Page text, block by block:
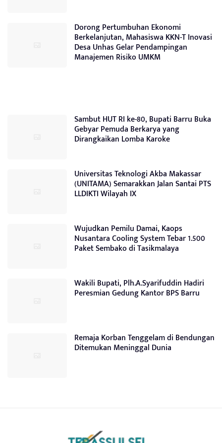
Dorong Pertumbuhan Ekonomi
Berkelanjutan, Mahasiswa KKN-T Inovasi
Desa Unhas Gelar Pendampingan
Manajemen Risiko UMKM
Sambut HUT RI ke-80, Bupati Barru Buka
Gebyar Pemuda Berkarya yang
Dirangkaikan Lomba Karoke
Universitas Teknologi Akba Makassar
(UNITAMA) Semarakkan Jalan Santai PTS
LLDIKTI Wilayah IX
Wujudkan Pemilu Damai, Kaops
Nusantara Cooling System Tebar 1.500
Paket Sembako di Tasikmalaya
Wakili Bupati, Plh.A.Syarifuddin Hadiri
Peresmian Gedung Kantor BPS Barru
Remaja Korban Tenggelam di Bendungan
Ditemukan Meninggal Dunia